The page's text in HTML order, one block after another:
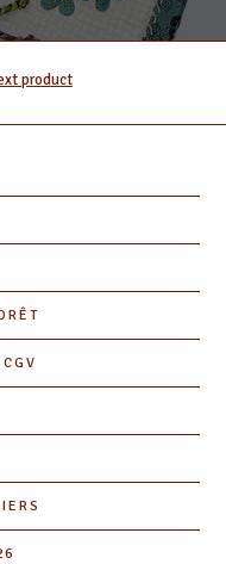
product